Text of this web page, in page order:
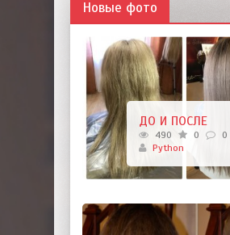
Новые фото
ДО И ПОСЛЕ
490 0
0
Python